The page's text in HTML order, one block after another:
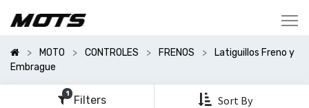
MOTO CONTROLES FRENOS
Latiguillos Freno y
Embrague
1 Filters Sort By
Categorías
Mostrar
Opciones